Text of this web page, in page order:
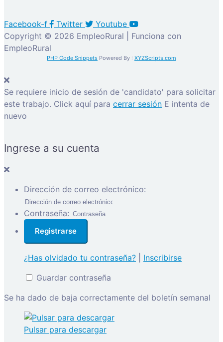
Facebook-f Twitter
Youtube
Copyright © 2026 EmpleoRural | Funciona con
EmpleoRural
PHP Code Snippets Powered By : XYZScripts.com
Se requiere inicio de sesión de 'candidato' para solicitar
este trabajo. Click aquí para cerrar sesión E intenta de
nuevo
Ingrese a su cuenta
Dirección de correo electrónico:
Contraseña:
¿Has olvidado tu contraseña?
Inscribirse
Guardar contraseña
Se ha dado de baja correctamente del boletín semanal
Pulsar para descargar